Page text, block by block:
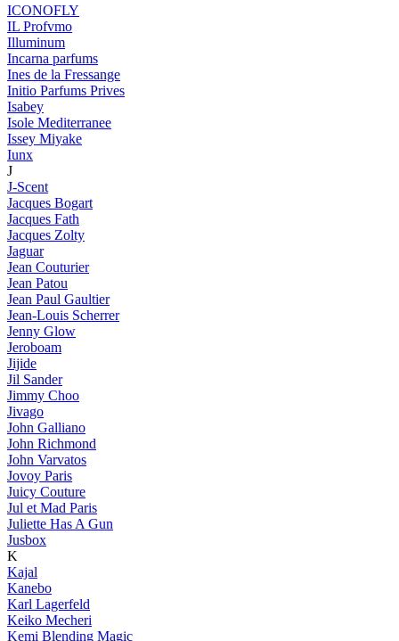
ICONOFLY
IL Profvmo
Illuminum
Incarna parfums
Ines de la Fressange
Initio Parfums Prives
Isabey
Isole Mediterranee
Issey Miyake
Iunx
J
J-Scent
Jacques Bogart
Jacques Fath
Jacques Zolty
Jaguar
Jean Couturier
Jean Patou
Jean Paul Gaultier
Jean-Louis Scherrer
Jenny Glow
Jeroboam
Jijide
Jil Sander
Jimmy Choo
Jivago
John Galliano
John Richmond
John Varvatos
Jovoy Paris
Juicy Couture
Jul et Mad Paris
Juliette Has A Gun
Jusbox
K
Kajal
Kanebo
Karl Lagerfeld
Keiko Mecheri
Kemi Blending Magic